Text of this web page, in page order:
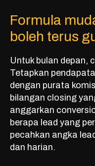
Formula
boleh terus
Untuk bulan depan,
Tetapkan
dengan purata
bilangan closing
anggarkan
berapa lead yang
pecahkan angka
dan harian.